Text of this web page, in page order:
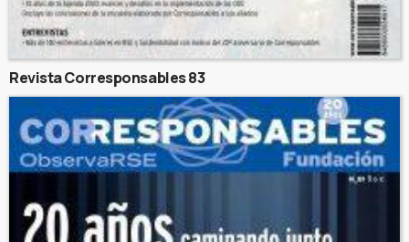
Revista Corresponsables 83